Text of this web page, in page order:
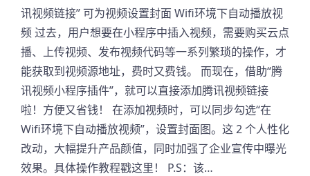
讯视频链接” 可为视频设置封面 Wifi环境下自动播放视
频 过去，用户想要在小程序中插入视频，需要购买云点
播、上传视频、发布视频代码等一系列繁琐的操作，才
能获取到视频源地址，费时又费钱。 而现在，借助“腾
讯视频小程序插件”，就可以直接添加腾讯视频链接
啦！方便又省钱！ 在添加视频时，可以同步勾选“在
Wifi环境下自动播放视频”，设置封面图。这 2 个人性化
改动，大幅提升产品颜值，同时加强了企业宣传中曝光
效果。具体操作教程戳这里！ P.S：该…